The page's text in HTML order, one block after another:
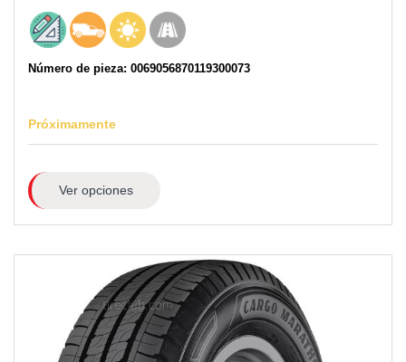
Número de pieza: 0069056870119300073
Próximamente
Ver opciones